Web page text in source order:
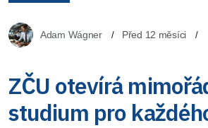
Adam Wágner Před 12 měsíci
ZČU otevírá
studium pro